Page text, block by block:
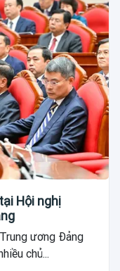
Hội nghị
ương Đảng
chủ...